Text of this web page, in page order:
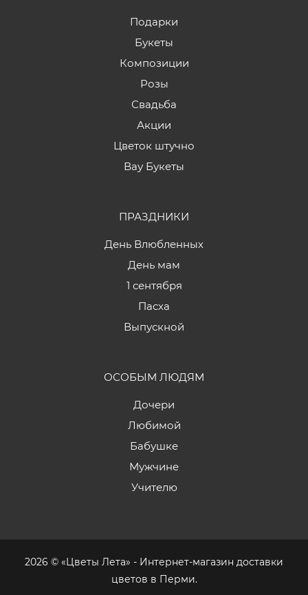
Подарки
Букеты
Композиции
Розы
Свадьба
Акции
Цветок штучно
Вау Букеты
ПРАЗДНИКИ
День Влюбленных
День мам
1 сентября
Пасха
Выпускной
ОСОБЫМ ЛЮДЯМ
Дочери
Любимой
Бабушке
Мужчине
Учителю
2026 © «Цветы Лета» - Интернет-магазин доставки
цветов в Перми.